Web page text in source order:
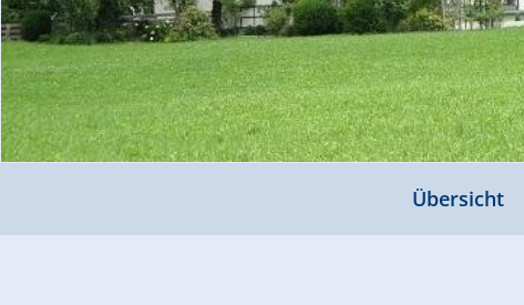
Übersicht